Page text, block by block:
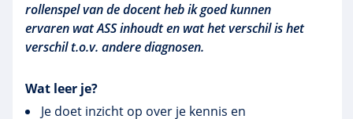
rollenspel van de docent heb ik goed kunnen
ervaren wat ASS inhoudt en wat het verschil is het
verschil t.o.v. andere diagnosen.
Wat leer je?
Je doet inzicht op over je kennis en